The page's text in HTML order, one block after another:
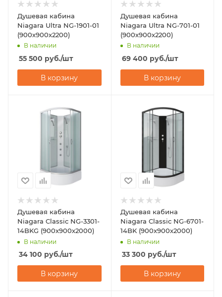
Душевая кабина
Niagara Ultra NG-1901-01
(900х900х2200)
В наличии
55 500 руб./шт
В корзину
Душевая кабина
Niagara Ultra NG-701-01
(900х900х2200)
В наличии
69 400 руб./шт
В корзину
Душевая кабина
Niagara Classic NG-3301-
14BKG (900х900х2000)
В наличии
34 100 руб./шт
В корзину
Душевая кабина
Niagara Classic NG-6701-
14BK (900х900х2000)
В наличии
33 300 руб./шт
В корзину